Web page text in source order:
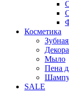
Косметика
Мыло
Пена
SALE